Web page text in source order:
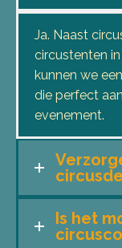
Ja. Naast
circustenten
kunnen we
die perfect
evenement.
Is het